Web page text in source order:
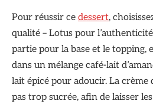
Pour réussir ce dessert,
qualité – Lotus pour
partie pour la base et le topping,
dans un mélange café-lait
lait épicé pour adoucir. La
pas trop sucrée, afin de laisser